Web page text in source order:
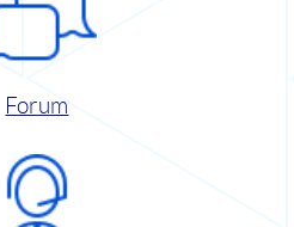
Forum